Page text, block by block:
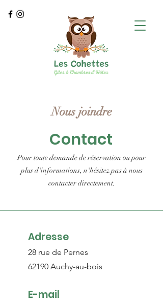
Nous joindre
Contact
Pour toute demande de réservation ou pour
plus d'informations, n'hésitez pas à nous
contacter directement.
Adresse
28 rue de Pernes
62190 Auchy-au-bois
E-mail